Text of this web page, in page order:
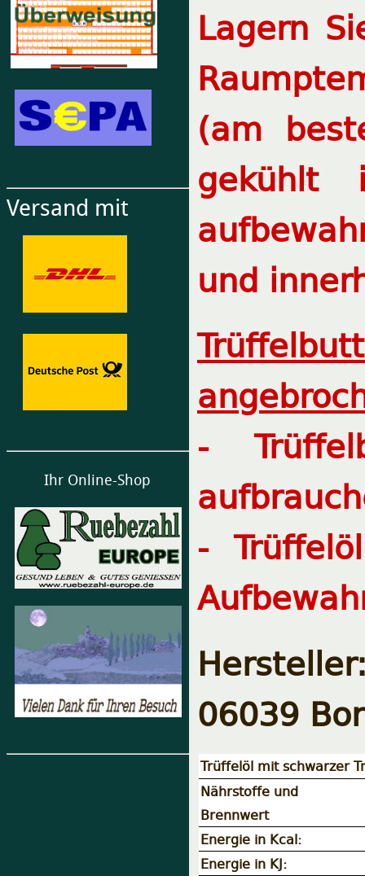
Versand mit
Ihr Online-Shop
Lagern
(am
und
-
-
06039
Trüffelöl mit schwarzer
Nährstoffe und
Brennwert
Energie in Kcal:
Energie in KJ: